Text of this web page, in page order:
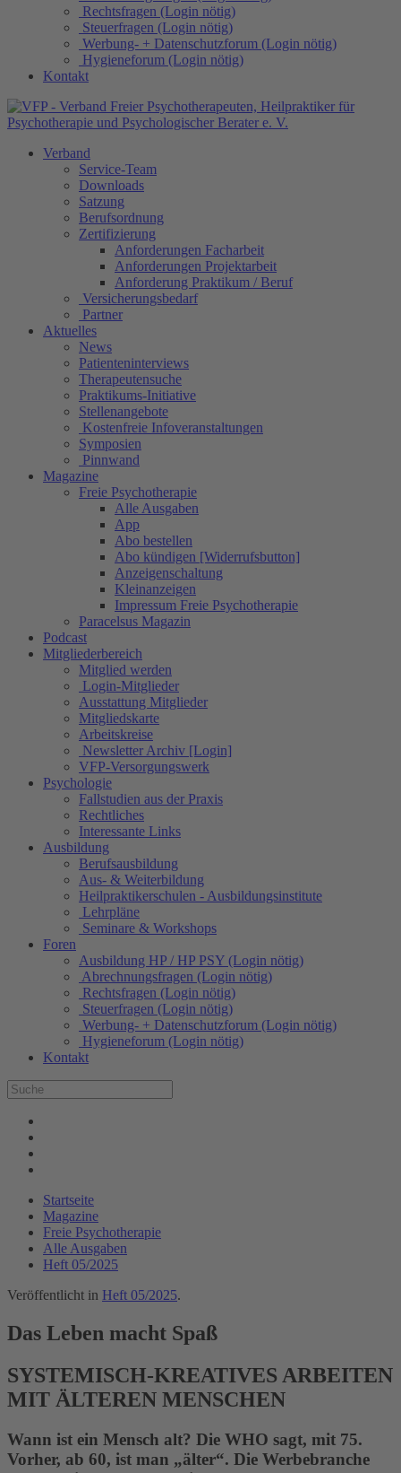
Rechtsfragen (Login nötig)
Steuerfragen (Login nötig)
Werbung- + Datenschutzforum (Login nötig)
Hygieneforum (Login nötig)
Kontakt
Verband
Service-Team
Downloads
Satzung
Berufsordnung
Zertifizierung
Anforderungen Facharbeit
Anforderungen Projektarbeit
Anforderung Praktikum / Beruf
Versicherungsbedarf
Partner
Aktuelles
News
Patienteninterviews
Therapeutensuche
Praktikums-Initiative
Stellenangebote
Kostenfreie Infoveranstaltungen
Symposien
Pinnwand
Magazine
Freie Psychotherapie
Alle Ausgaben
App
Abo bestellen
Abo kündigen [Widerrufsbutton]
Anzeigenschaltung
Kleinanzeigen
Impressum Freie Psychotherapie
Paracelsus Magazin
Podcast
Mitgliederbereich
Mitglied werden
Login-Mitglieder
Ausstattung Mitglieder
Mitgliedskarte
Arbeitskreise
Newsletter Archiv [Login]
VFP-Versorgungswerk
Psychologie
Fallstudien aus der Praxis
Rechtliches
Interessante Links
Ausbildung
Berufsausbildung
Aus- & Weiterbildung
Heilpraktikerschulen - Ausbildungsinstitute
Lehrpläne
Seminare & Workshops
Foren
Ausbildung HP / HP PSY (Login nötig)
Abrechnungsfragen (Login nötig)
Rechtsfragen (Login nötig)
Steuerfragen (Login nötig)
Werbung- + Datenschutzforum (Login nötig)
Hygieneforum (Login nötig)
Kontakt
Startseite
Magazine
Freie Psychotherapie
Alle Ausgaben
Heft 05/2025
Veröffentlicht in Heft 05/2025.
Das Leben macht Spaß
SYSTEMISCH-KREATIVES ARBEITEN
MIT ÄLTEREN MENSCHEN
Wann ist ein Mensch alt? Die WHO sagt, mit 75.
Vorher, ab 60, ist man „älter“. Die Werbebranche